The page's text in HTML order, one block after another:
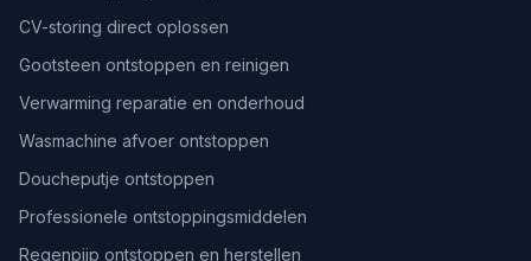
CV-storing direct oplossen
Gootsteen ontstoppen en reinigen
Verwarming reparatie en onderhoud
Wasmachine afvoer ontstoppen
Doucheputje ontstoppen
Professionele ontstoppingsmiddelen
Regenpijp ontstoppen en herstellen